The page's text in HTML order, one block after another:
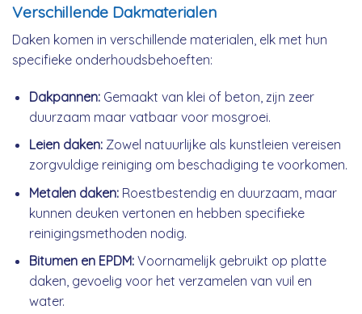
Verschillende Dakmaterialen
Daken komen in verschillende materialen, elk met hun
specifieke onderhoudsbehoeften:
Dakpannen:Gemaakt van klei of beton, zijn zeer
duurzaam maar vatbaar voor mosgroei.
Leien daken:Zowel natuurlijke als kunstleien vereisen
zorgvuldige reiniging om beschadiging te voorkomen.
Metalen daken:Roestbestendig en duurzaam, maar
kunnen deuken vertonen en hebben specifieke
reinigingsmethoden nodig.
Bitumen en EPDM:Voornamelijk gebruikt op platte
daken, gevoelig voor het verzamelen van vuil en
water.